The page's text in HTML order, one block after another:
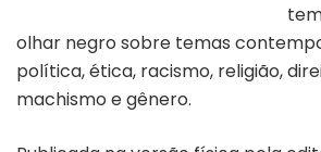
olhar negro sobre temas
política, ética, racismo, religião,
machismo e gênero.